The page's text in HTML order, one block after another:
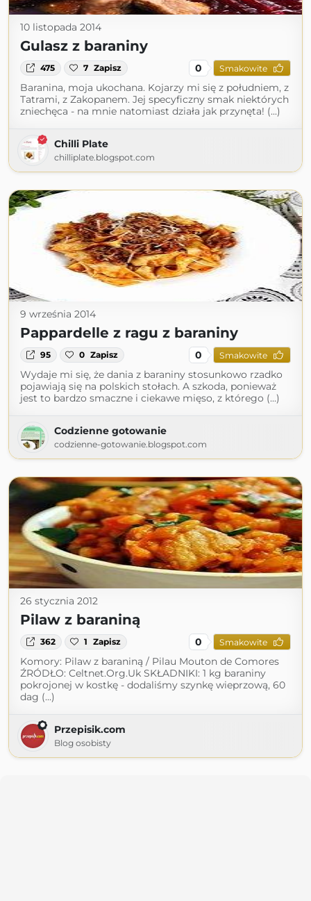
10 listopada 2014
Gulasz z baraniny
475 7 Zapisz 0 Smakowite
Baranina, moja ukochana. Kojarzy mi się z południem, z
Tatrami, z Zakopanem. Jej specyficzny smak niektórych
zniechęca - na mnie natomiast działa jak przynęta! (...)
Chilli Plate
chilliplate.blogspot.com
9 września 2014
Pappardelle z ragu z baraniny
95 0 Zapisz 0 Smakowite
Wydaje mi się, że dania z baraniny stosunkowo rzadko
pojawiają się na polskich stołach. A szkoda, ponieważ
jest to bardzo smaczne i ciekawe mięso, z którego (...)
Codzienne gotowanie
codzienne-gotowanie.blogspot.com
26 stycznia 2012
Pilaw z baraniną
362 1 Zapisz 0 Smakowite
Komory: Pilaw z baraniną / Pilau Mouton de Comores
ŹRÓDŁO: Celtnet.Org.Uk SKŁADNIKI: 1 kg baraniny
pokrojonej w kostkę - dodaliśmy szynkę wieprzową, 60
dag (...)
Przepisik.com
Blog osobisty